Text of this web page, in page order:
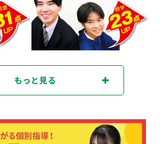
もっと見る